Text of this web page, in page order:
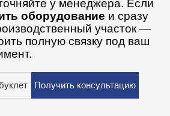
у менеджера. Если
оборудование и сразу
участок —
полную связку под ваш
Получить консультацию